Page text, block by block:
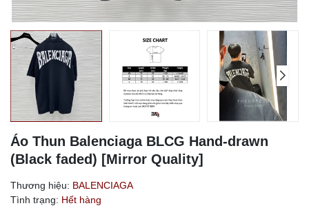
Áo Thun Balenciaga BLCG Hand-drawn
(Black faded) [Mirror Quality]
Thương hiệu: BALENCIAGA
Tình trạng: Hết hàng